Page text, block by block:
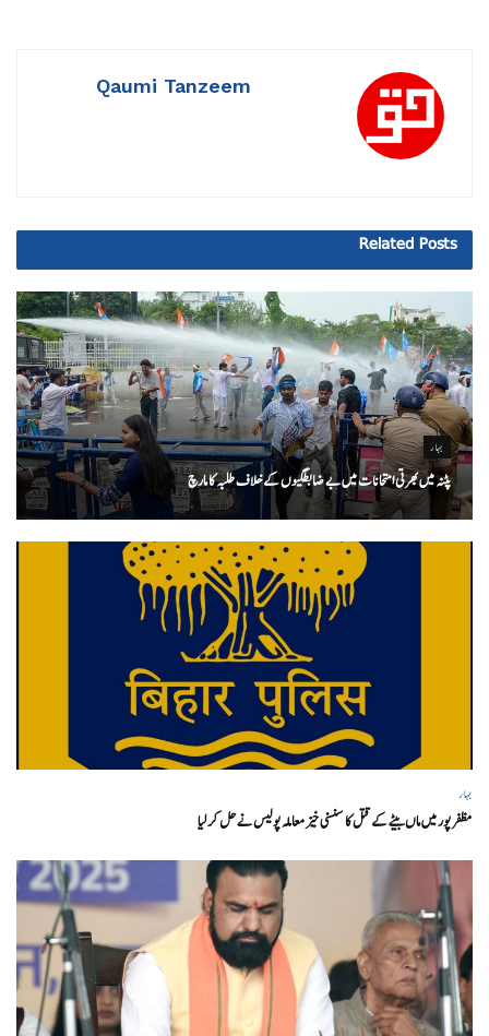
Qaumi Tanzeem
Related Posts
بہار
پٹنہ میں بھرتی امتحانات میں بے ضابطگیوں کے خلاف طلبہ کا مارچ
بہار
مظفر پور میں ماں بیٹے کے قتل کا سنسنی خیز معاملہ پولیس نے حل کر لیا